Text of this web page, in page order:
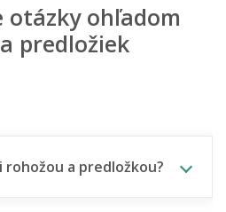
otázky ohľadom
predložiek
a predložkou?